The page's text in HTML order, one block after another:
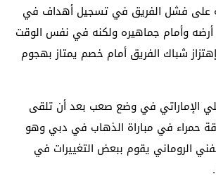
على فشل الفريق في تسجيل أهداف في
أرضه وأمام جماهيره ولكنه في نفس الوقت
شباك الفريق أمام خصم يمتاز بهجوم
الإماراتي في وضع صعب بعد أن تلقى
حمراء في مباراة الذهاب في دبي وهو
الروماني يقوم ببعض التغييرات في